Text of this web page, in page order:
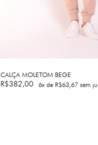
CALÇA MOLETOM BEGE
R$382,00 6x de R$63,67 sem